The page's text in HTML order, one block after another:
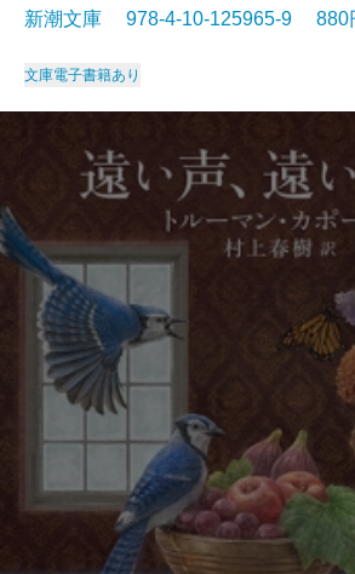
新潮文庫 978-4-10-125965-9
文庫電子書籍あり